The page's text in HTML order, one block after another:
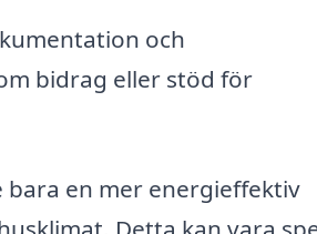
och
bidrag eller stöd för
en mer energieffektiv